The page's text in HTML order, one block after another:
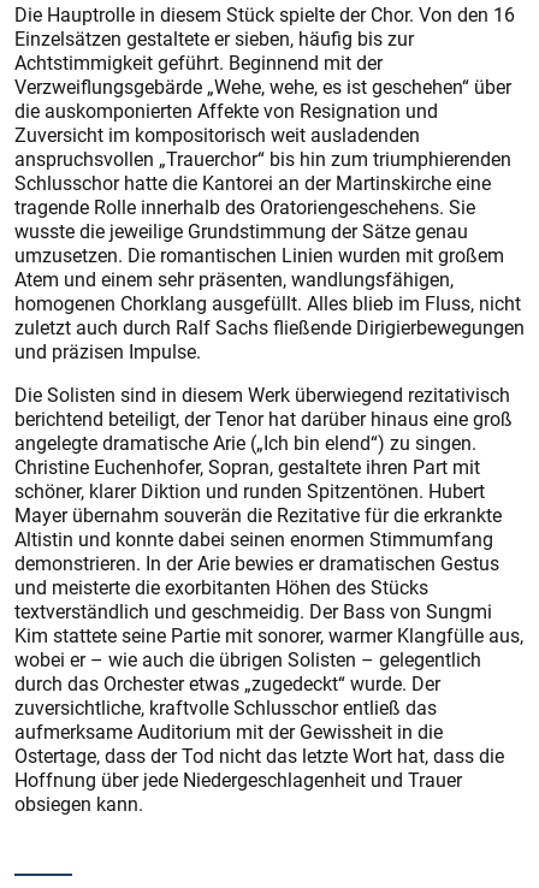
Die Hauptrolle in diesem Stück spielte der Chor. Von den 16
Einzelsätzen gestaltete er sieben, häufig bis zur
Achtstimmigkeit geführt. Beginnend mit der
Verzweiflungsgebärde „Wehe, wehe, es ist geschehen“ über
die auskomponierten Affekte von Resignation und
Zuversicht im kompositorisch weit ausladenden
anspruchsvollen „Trauerchor“ bis hin zum triumphierenden
Schlusschor hatte die Kantorei an der Martinskirche eine
tragende Rolle innerhalb des Oratoriengeschehens. Sie
wusste die jeweilige Grundstimmung der Sätze genau
umzusetzen. Die romantischen Linien wurden mit großem
Atem und einem sehr präsenten, wandlungsfähigen,
homogenen Chorklang ausgefüllt. Alles blieb im Fluss, nicht
zuletzt auch durch Ralf Sachs fließende Dirigierbewegungen
und präzisen Impulse.
Die Solisten sind in diesem Werk überwiegend rezitativisch
berichtend beteiligt, der Tenor hat darüber hinaus eine groß
angelegte dramatische Arie („Ich bin elend“) zu singen.
Christine Euchenhofer, Sopran, gestaltete ihren Part mit
schöner, klarer Diktion und runden Spitzentönen. Hubert
Mayer übernahm souverän die Rezitative für die erkrankte
Altistin und konnte dabei seinen enor­men Stimmumfang
demonstrieren. In der Arie bewies er dramatischen Gestus
und meisterte die exorbitanten Höhen des Stücks
textverständlich und geschmeidig. Der Bass von Sungmi
Kim stattete seine Partie mit sonorer, warmer Klangfülle aus,
wobei er – wie auch die übrigen Solisten – gelegentlich
durch das Orchester etwas „zugedeckt“ wurde. Der
zuversichtliche, kraftvolle Schlusschor entließ das
aufmerksame Auditorium mit der Gewissheit in die
Ostertage, dass der Tod nicht das letzte Wort hat, dass die
Hoffnung über jede Niedergeschlagenheit und Trauer
obsiegen kann.